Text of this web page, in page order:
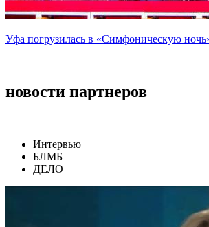
Уфа погрузилась в «Симфоническую
новости партнеров
Интервью
БЛМБ
ДЕЛО